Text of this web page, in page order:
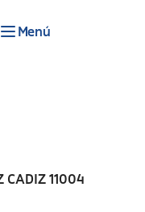
Menú
CADIZ 11004